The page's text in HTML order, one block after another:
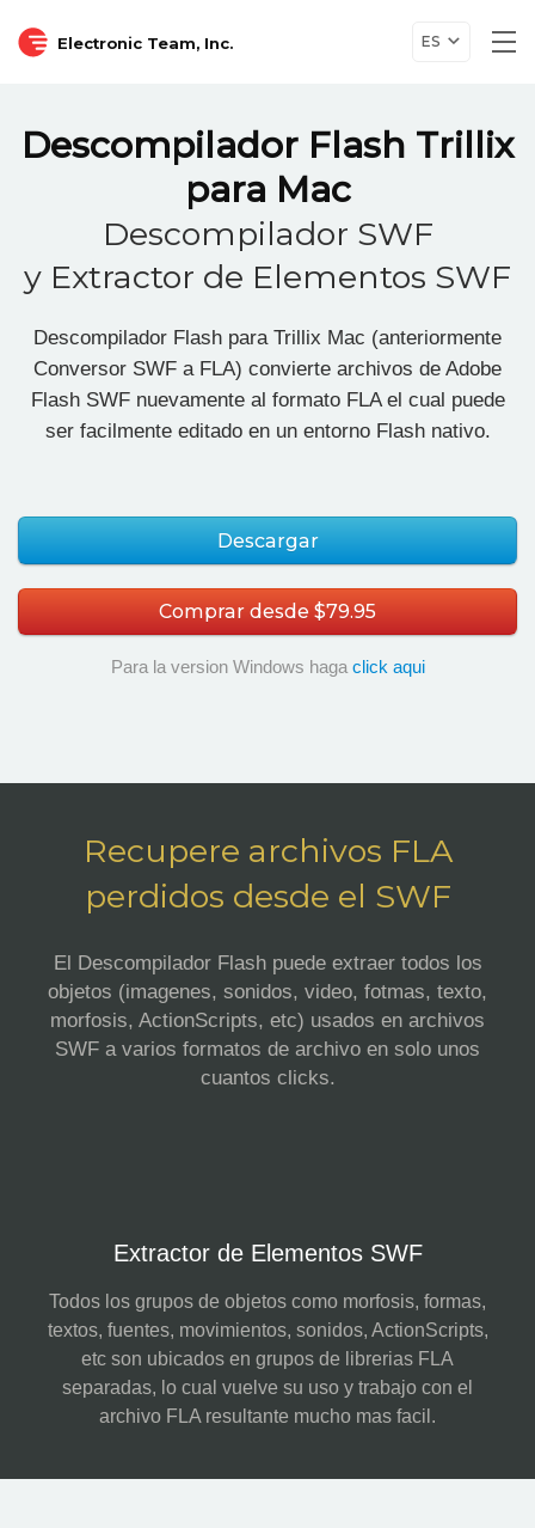
Electronic Team, Inc. ES
Descompilador Flash Trillix
para Mac
Descompilador SWF
y Extractor de Elementos SWF
Descompilador Flash para Trillix Mac (anteriormente
Conversor SWF a FLA) convierte archivos de Adobe
Flash SWF nuevamente al formato FLA el cual puede
ser facilmente editado en un entorno Flash nativo.
Descargar
Comprar desde $79.95
Para la version Windows haga click aqui
Recupere archivos FLA
perdidos desde el SWF
El Descompilador Flash puede extraer todos los
objetos (imagenes, sonidos, video, fotmas, texto,
morfosis, ActionScripts, etc) usados en archivos
SWF a varios formatos de archivo en solo unos
cuantos clicks.
Extractor de Elementos SWF
Todos los grupos de objetos como morfosis, formas,
textos, fuentes, movimientos, sonidos, ActionScripts,
etc son ubicados en grupos de librerias FLA
separadas, lo cual vuelve su uso y trabajo con el
archivo FLA resultante mucho mas facil.